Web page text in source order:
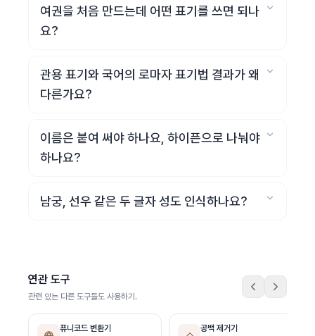
여권을 처음 만드는데 어떤 표기를 쓰면 되나
요?
관용 표기와 국어의 로마자 표기법 결과가 왜
다른가요?
이름은 붙여 써야 하나요, 하이픈으로 나눠야
하나요?
남궁, 선우 같은 두 글자 성도 인식하나요?
연관 도구
관련 있는 다른 도구들도 사용하기.
퓨니코드 변환기 공백 제거기